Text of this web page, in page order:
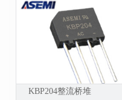
KBP204整流桥堆